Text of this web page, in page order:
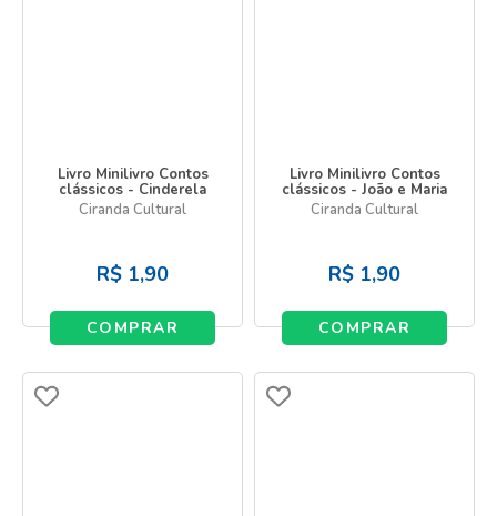
Livro Minilivro Contos
clássicos - Cinderela
Ciranda Cultural
R$ 1,90
COMPRAR
Livro Minilivro Contos
clássicos - João e Maria
Ciranda Cultural
R$ 1,90
COMPRAR